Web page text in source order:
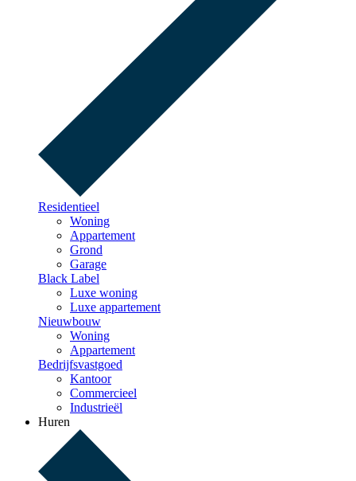
Residentieel
Woning
Appartement
Grond
Garage
Black Label
Luxe woning
Luxe appartement
Nieuwbouw
Woning
Appartement
Bedrijfsvastgoed
Kantoor
Commercieel
Industrieël
Huren